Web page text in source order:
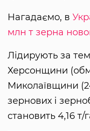
Нагадаємо, в
млн т зерна
Лідирують за
Херсонщини
Миколаївщини
зернових і
становить 4,16 т/